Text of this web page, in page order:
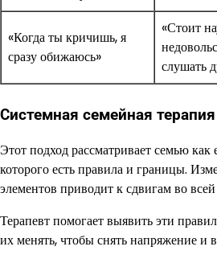
«Когда ты кричишь, я
сразу обижаюсь»
«Стоит
слушать
Системная семейная терапия
Этот подход рассматривает семью
которого есть правила и границы.
элементов приводит к сдвигам во всей
Терапевт помогает выявить эти
их менять, чтобы снять напряжение и